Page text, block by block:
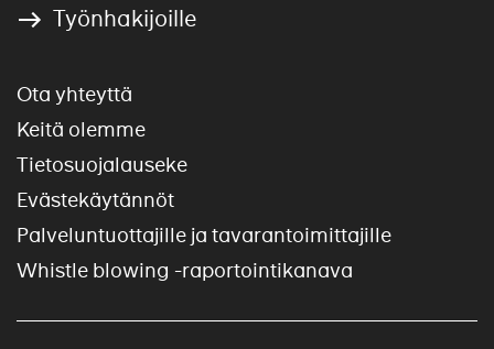
Työnhakijoille
Ota yhteyttä
Keitä olemme
Tietosuojalauseke
Evästekäytännöt
Palveluntuottajille ja tavarantoimittajille
Whistle blowing -raportointikanava